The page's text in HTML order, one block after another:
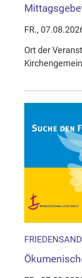
FR.,
Ort der